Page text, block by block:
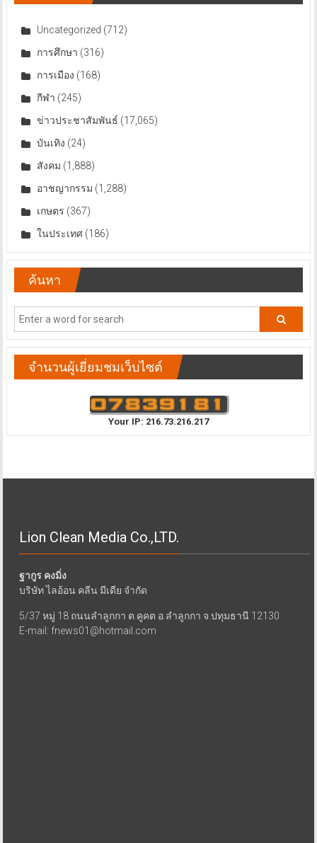
Uncategorized (712)
การศึกษา (316)
การเมือง (168)
กีฬา (245)
ข่าวประชาสัมพันธ์ (17,065)
บันเทิง (24)
สังคม (1,888)
อาชญากรรม (1,288)
เกษตร (367)
ในประเทศ(186)
ค้นหา
จำนวนผู้เยี่ยมชมเว็บไซต์
Your IP: 216.73.216.217
Lion Clean Media Co.,LTD.
ฐากูร คงมิ่ง
บริษัท ไลอ้อน คลีน มีเดีย จำกัด
5/37 หมู่ 18 ถนนลำลูกกา ต.คูคต อ.ลำลูกกา จ.ปทุมธานี 12130
E-mail: fnews01@hotmail.com